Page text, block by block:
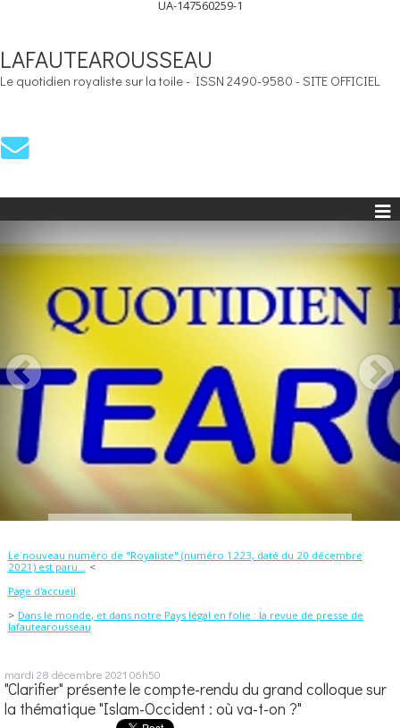
UA-147560259-1
LAFAUTEAROUSSEAU
Le quotidien royaliste sur la toile - ISSN 2490-9580 - SITE OFFICIEL
Le nouveau numéro de "Royaliste" (numéro 1223, daté du 20 décembre
2021) est paru...
Page d'accueil
Dans le monde, et dans notre Pays légal en folie : la revue de presse de
lafautearousseau
mardi 28 décembre 2021 06h50
"Clarifier" présente le compte-rendu du grand colloque sur
la thématique "Islam-Occident : où va-t-on ?"